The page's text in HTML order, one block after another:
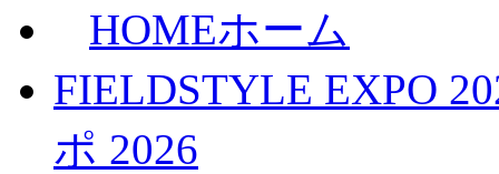
HOMEホーム
FIELDSTYLE EXPO
ポ 2026